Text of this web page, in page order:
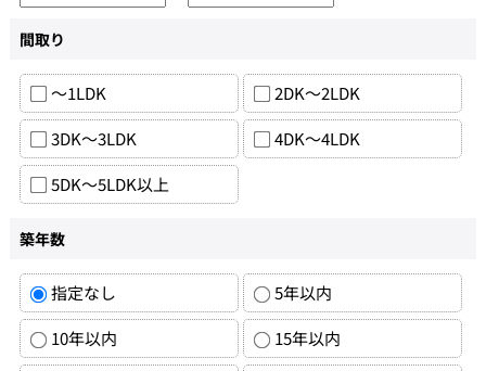
間取り
～1LDK
2DK～2LDK
3DK～3LDK
4DK～4LDK
5DK～5LDK以上
築年数
指定なし
5年以内
10年以内
15年以内